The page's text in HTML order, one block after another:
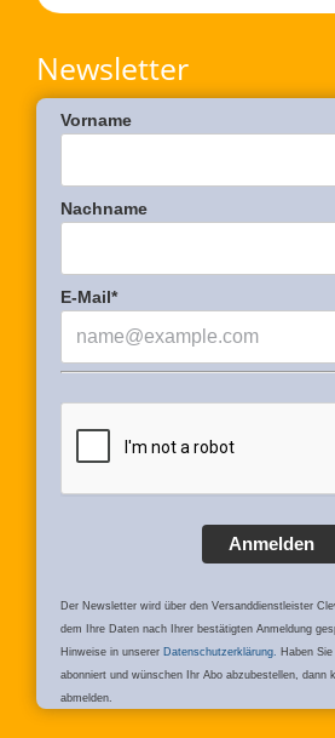
Newsletter
Vorname
Nachname
E-Mail*
Anmelden
Der Newsletter wird über den Versanddienstleister
dem Ihre Daten nach Ihrer bestätigten Anmeldung
Hinweise in unserer Datenschutzerklärung.
Haben
abonniert und wünschen Ihr Abo abzubestellen, dann
abmelden.